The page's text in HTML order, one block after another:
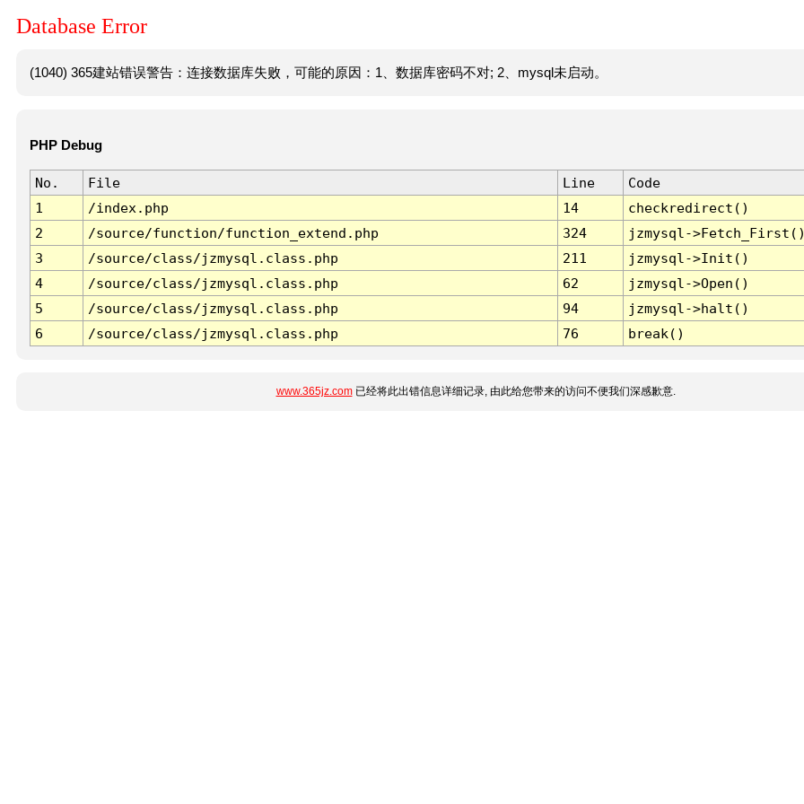
Database Error
(1040) 365建站错误警告：连接数据库失败，可能的原因：1、数据库密码不对; 2、mysql未启动。
PHP Debug
No. File Line
Code
1
/index.php 14
checkredirect()
2
/source/function/function_extend.php 324
jzmysql-
3
/source/class/jzmysql.class.php 211
jzmysql->Init()
4
/source/class/jzmysql.class.php 62
jzmysql->Open()
5
/source/class/jzmysql.class.php 94
jzmysql->halt()
6
/source/class/jzmysql.class.php 76 break()
www.365jz.com已经将此出错信息详细记录, 由此给您带来的访问不便我们深感歉意.